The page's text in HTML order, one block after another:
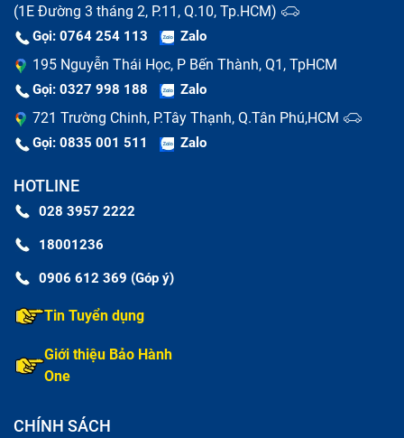
lại nhiều mối nguy hại. Các linh kiện bên trong có nguy
iPhone 12 Mini mới để đảm bảo an toàn tuyệt đối.
(1E Đường 3 tháng 2, P.11, Q.10, Tp.HCM)
Gọi: 0764 254 113 Zalo
195 Nguyễn Thái Học, P Bến Thành, Q1, TpHCM
Gọi: 0327 998 188 Zalo
721 Trường Chinh, P.Tây Thạnh, Q.Tân Phú,HCM
Gọi: 0835 001 511 Zalo
HOTLINE
028 3957 2222
18001236
0906 612 369 (Góp ý)
Tin Tuyển dụng
Giới thiệu Bảo Hành
One
CHÍNH SÁCH